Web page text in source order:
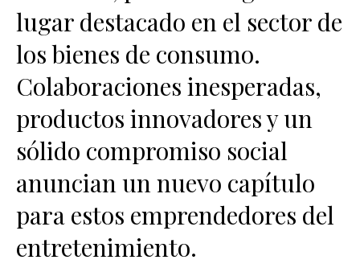
lugar destacado en el sector de
los bienes de consumo.
Colaboraciones inesperadas,
productos innovadores y un
sólido compromiso social
anuncian un nuevo capítulo
para estos emprendedores del
entretenimiento.